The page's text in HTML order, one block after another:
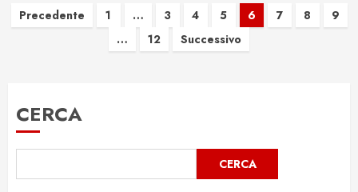
Paginazione
Precedente 1 … 3 4 5 6 7 8
9
…
12 Successivo
CERCA
CERCA